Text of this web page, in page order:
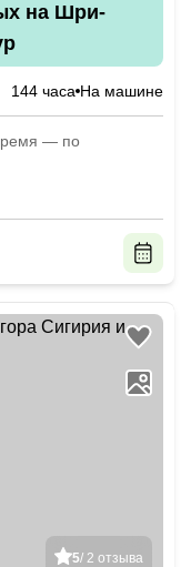
на Шри-
144 часа На машине
— по
5/ 2 отзыва